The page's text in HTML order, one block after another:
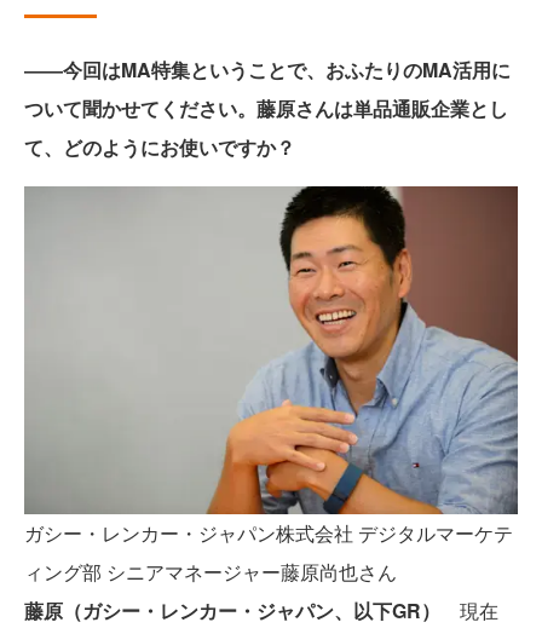
――今回はMA特集ということで、おふたりのMA活用に
ついて聞かせてください。藤原さんは単品通販企業とし
て、どのようにお使いですか？
ガシー・レンカー・ジャパン株式会社 デジタルマーケテ
ィング部 シニアマネージャー藤原尚也さん
藤原（ガシー・レンカー・ジャパン、以下GR）
現在